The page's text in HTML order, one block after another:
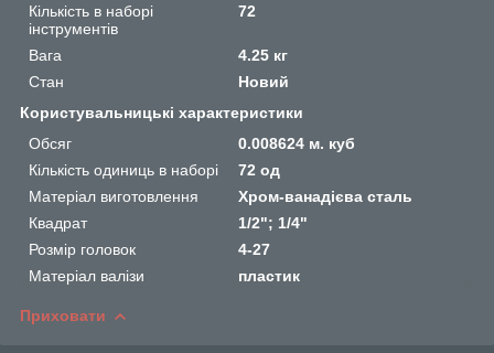
Кількість в наборі
інструментів
72
Вага
4.25 кг
Стан
Новий
Користувальницькі характеристики
Обсяг
0.008624 м. куб
Кількість одиниць в наборі
72 од
Матеріал виготовлення
Хром-ванадієва сталь
Квадрат
1/2"; 1/4"
Розмір головок
4-27
Матеріал валізи
пластик
Приховати